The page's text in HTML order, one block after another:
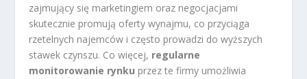
zajmujący się marketingiem oraz negocjacjami
skutecznie promują oferty wynajmu, co przyciąga
rzetelnych najemców i często prowadzi do wyższych
stawek czynszu. Co więcej, regularne
monitorowanie rynku przez te firmy umożliwia